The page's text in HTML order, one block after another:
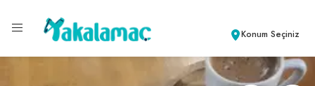
Konum Seçiniz